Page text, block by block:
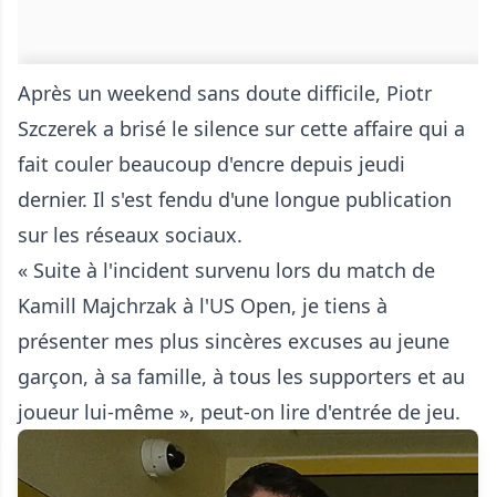
Après un weekend sans doute difficile, Piotr
Szczerek a brisé le silence sur cette affaire qui a
fait couler beaucoup d'encre depuis jeudi
dernier. Il s'est fendu d'une longue publication
sur les réseaux sociaux.
« Suite à l'incident survenu lors du match de
Kamill Majchrzak à l'US Open, je tiens à
présenter mes plus sincères excuses au jeune
garçon, à sa famille, à tous les supporters et au
joueur lui-même », peut-on lire d'entrée de jeu.